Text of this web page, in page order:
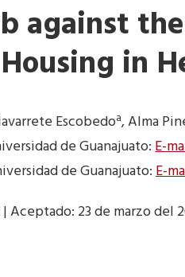
against
in
Escobedoa, Alma
de Guanajuato:E-
de Guanajuato:E-
Aceptado: 23 de marzo del